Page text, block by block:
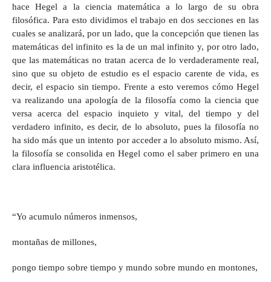
hace Hegel a la ciencia matemática a lo largo de su obra
filosófica. Para esto dividimos el trabajo en dos secciones en las
cuales se analizará, por un lado, que la concepción que tienen las
matemáticas del infinito es la de un mal infinito y, por otro lado,
que las matemáticas no tratan acerca de lo verdaderamente real,
sino que su objeto de estudio es el espacio carente de vida, es
decir, el espacio sin tiempo. Frente a esto veremos cómo Hegel
va realizando una apología de la filosofía como la ciencia que
versa acerca del espacio inquieto y vital, del tiempo y del
verdadero infinito, es decir, de lo absoluto, pues la filosofía no
ha sido más que un intento por acceder a lo absoluto mismo. Así,
la filosofía se consolida en Hegel como el saber primero en una
clara influencia aristotélica.
“Yo acumulo números inmensos,
montañas de millones,
pongo tiempo sobre tiempo y mundo sobre mundo en montones,